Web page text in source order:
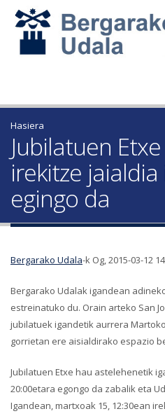
Hasiera
Jubilatuen
irekitze
egingo da
Bergarako Udala-k Og, 2015-03-12
Bergarako Udalak igandean
estreinatuko du. Orain arteko San
jubilatuek igandetik aurrera
gorrietan ere aisialdirako espazio
Jubilatuen Etxe hau astelehenetik
20:00etara egongo da zabalik eta
Igandean, martxoak 15, 12:30ean